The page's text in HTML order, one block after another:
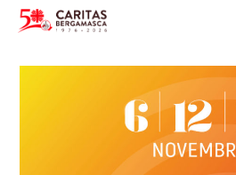
CHI SIAMO
CERCHI AIUTO?
DIVENTA VOLONTARIO
RACCOLTA ABITI